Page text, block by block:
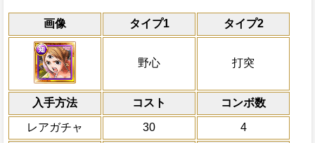
画像 タイプ1 タイプ2
野心 打突
入手方法 コスト コンボ数
レアガチャ 30 4
通常 20→14ターン
限界突破
通常時
①：1ターンの間野心と打突タイプキャラ
体にかかっているダメージ無効状態を1タ
②：1ターンの間野心と打突タイプキャラ
し、一味にかかっている封じ状態を5ター
にかかっているダメージ無効状態を2ター
共闘性能
船長効果
冒険開始時の必殺タ
キャラの攻撃を
にし、他の属性キャ
必殺技
ターン数：12
全プレイヤーの一味
全てのスロットを自
効果
冒険中1回限り、敵から封じ状態を受けた
行動時に一味の封じ状態を1ターン回復
キャラのスロットを自属性スロットに変
対象
リンリン サンジ シフォン
力
習得する効果
一味の基礎ステータスが+50される
分の必殺ターンを1短縮される
残り体力が50%以下の時、自分攻撃
ば、キャラの回復×1.5倍の体力を回
通常時
一味の攻撃を2.5倍にし、体力満タンの時
ジを30%減らす